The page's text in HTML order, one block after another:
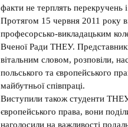
факти не терплять перекручень
Протягом 15 червня 2011 року
професорсько-викладацьким
Вченої Ради ТНЕУ.
вітальним словом, розповіли,
польського та європейського
майбутньої співпраці.
Виступили також студенти
європейського права, вони
наголосили на важливості